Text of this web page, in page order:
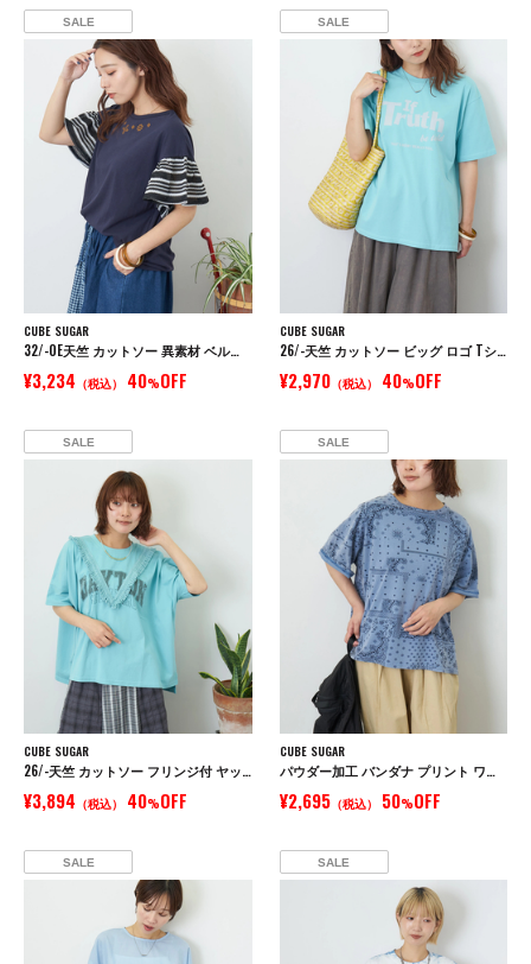
SALE
CUBE SUGAR
32/-OE天竺 カットソー 異素材 ベルスリーブ 胸刺繍 Tシャツ
¥3,234 （税込） 40%OFF
SALE
CUBE SUGAR
26/-天竺 カットソー ビッグ ロゴ Tシャツ
¥2,970（税込） 40%OFF
SALE
CUBE SUGAR
26/-天竺 カットソー フリンジ付 ヤッコ Tシャツ
¥3,894 （税込） 40%OFF
SALE
CUBE SUGAR
パウダー加工 バンダナ プリント ワイド Tシャツ
¥2,695（税込） 50%OFF
SALE SALE